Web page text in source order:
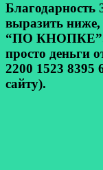
выразить ниже,
“ПО КНОПКЕ”.
просто деньги
2200 1523 8395
сайту).